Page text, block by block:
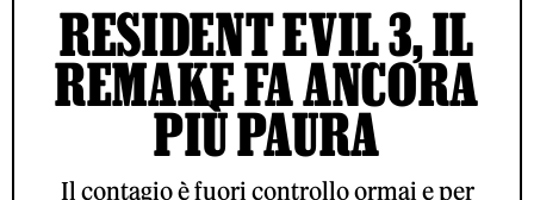
RESIDENT EVIL 3, IL
REMAKE FA ANCORA
PIÙ PAURA
Il contagio è fuori controllo ormai e per